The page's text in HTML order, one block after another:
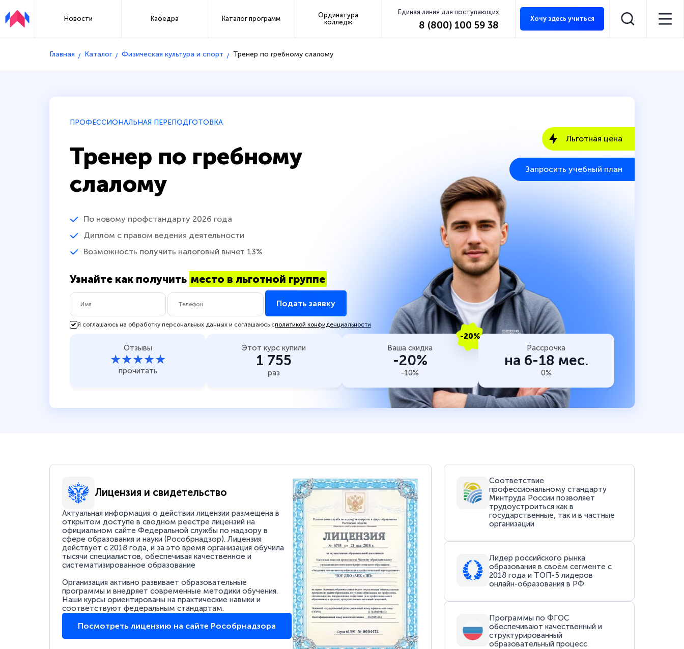
Новости Кафедра Каталог программ
Ординатура
колледж
Единая линия для поступающих
8 (800) 100 59 38
Хочу здесь учиться
Главная Каталог Физическая культура и спорт Тренер по гребному слалому
ПРОФЕССИОНАЛЬНАЯ ПЕРЕПОДГОТОВКА
Тренер по гребному
слалому
По новому профстандарту 2026 года
Диплом с правом ведения деятельности
Возможность получить налоговый вычет 13%
Узнайте как получить место в льготной группе
Подать заявку
Я соглашаюсь на обработку персональных данных и соглашаюсь сполитикой конфиденциальности
Льготная цена
Запросить учебный план
Отзывы
★★★★★
прочитать
Этот курс купили
1 755
раз
-20%
Ваша скидка
-20%
-10%
Рассрочка
на 6-18 мес.
0%
Лицензия и свидетельство
Актуальная информация о действии лицензии размещена в
открытом доступе в сводном реестре лицензий на
официальном сайте Федеральной службы по надзору в
сфере образования и науки (Рособрнадзор). Лицензия
действует с 2018 года, и за это время организация обучила
тысячи специалистов, обеспечивая качественное и
систематизированное образование
Организация активно развивает образовательные
программы и внедряет современные методики обучения.
Наши курсы ориентированы на практические навыки и
соответствуют федеральным стандартам.
Посмотреть лицензию на сайте Рособрнадзора
Соответствие
профессиональному стандарту
Минтруда России позволяет
трудоустроиться как в
государственные, так и в частные
организации
Лидер российского рынка
образования в своём сегменте с
2018 года и ТОП-5 лидеров
онлайн-образования в РФ
Программы по ФГОС
обеспечивают качественный и
структурированный
образовательный процесс